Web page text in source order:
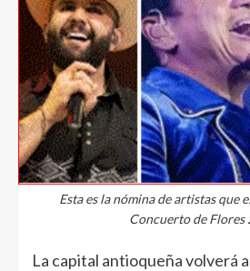
Esta es la nómina de artistas que
Concuerto de Flores
La capital antioqueña volverá